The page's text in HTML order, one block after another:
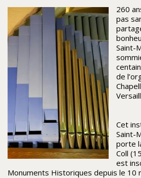
260
pas
Saint-
de
Cet
Saint-
porte
Coll
est
Monuments Historiques depuis le 10